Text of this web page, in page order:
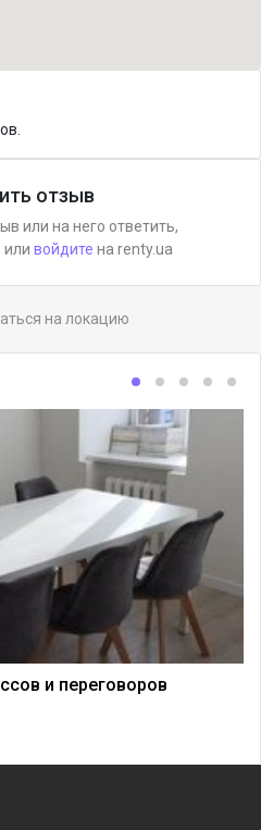
отзыв
или на него ответить,
или войдите на renty.ua
на локацию
и переговоров